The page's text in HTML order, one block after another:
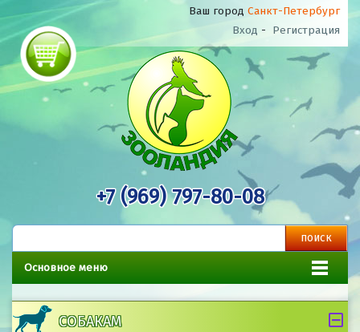
Ваш город Санкт-Петербург
Вход - Регистрация
+7 (969) 797-80-08
Основное меню
СОБАКАМ